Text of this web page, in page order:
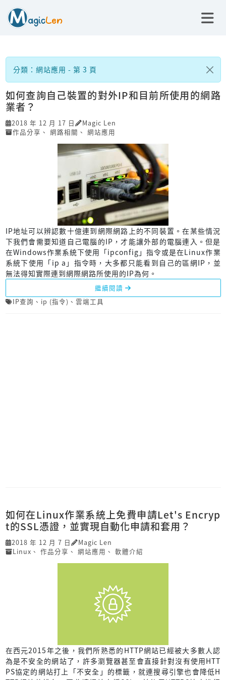
分類：網站應用 - 第 3 頁
如何查詢自己裝置的對外IP和目前所使用的網路
業者？
2018 年 12 月 17 日
Magic Len
作品分享 、 網路相關 、 網站應用
IP地址可以辨認數十億連到網際網路上的不同裝置。在某些情況
下我們會需要知道自己電腦的IP，才能讓外部的電腦連入。但是
在Windows作業系統下使用「ipconfig」指令或是在Linux作業
系統下使用「ip a」指令時，大多都只能看到自己的區網IP，並
無法得知實際連到網際網路所使用的IP為何。
繼續閱讀
IP查詢 、 ip (指令) 、 雲端工具
如何在Linux作業系統上免費申請Let's Encryp
t的SSL憑證，並實現自動化申請和套用？
2018 年 12 月 7 日
Magic Len
Linux 、 作品分享 、 網站應用 、 軟體介紹
在西元2015年之後，我們所熟悉的HTTP網站已經被大多數人認
為是不安全的網站了，許多瀏覽器甚至會直接針對沒有使用HTT
PS協定的網站打上「不安全」的標籤，就連搜尋引擎也會降低H